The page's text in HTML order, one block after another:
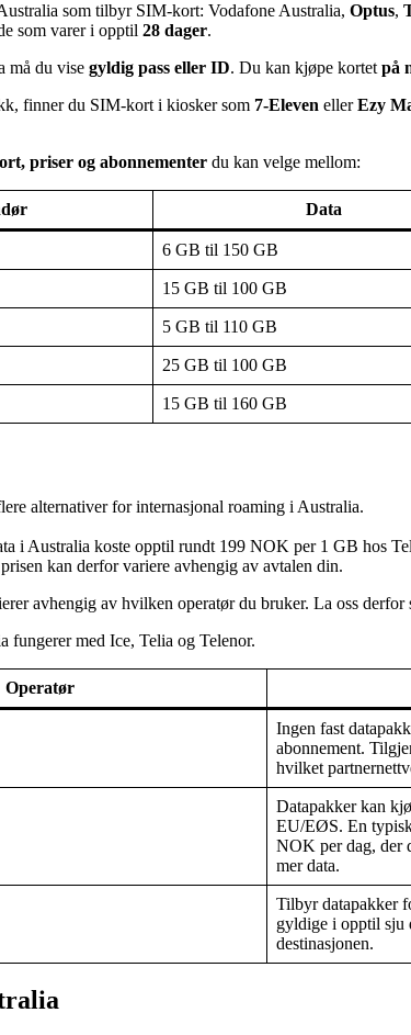
som tilbyr SIM-kort: Vodafone Australia, Optus,
som varer i opptil 28 dager.
må du vise gyldig pass eller ID. Du kan kjøpe kortet på
finner du SIM-kort i kiosker som 7‑Eleven ellerEzy
priser og abonnementer du kan velge mellom:
Data
6 GB til 150 GB
15 GB til 100 GB
5 GB til 110 GB
25 GB til 100 GB
15 GB til 160 GB
alternativer for internasjonal roaming i Australia.
i Australia koste opptil rundt 199 NOK per 1 GB hos
kan derfor variere avhengig av avtalen din.
avhengig av hvilken operatør du bruker. La oss
fungerer med Ice, Telia og Telenor.
Operatør
Ingen fast
abonnement.
hvilket
Datapakker kan
EU/EØS. En
NOK per dag, der
mer data.
Tilbyr datapakker
gyldige i opptil sju
destinasjonen.